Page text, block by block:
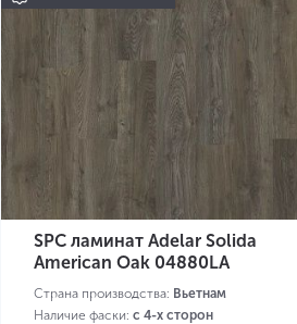
SPC ламинат Adelar Solida
American Oak 04880LA
Страна производства: Вьетнам
Наличие фаски: с 4-х сторон